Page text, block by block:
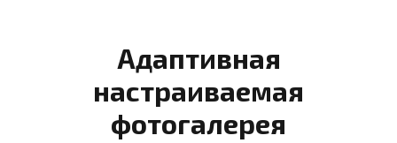
Адаптивная
настраиваемая
фотогалерея